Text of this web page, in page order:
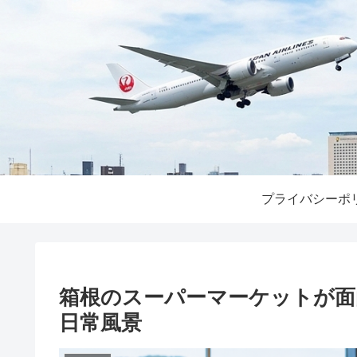
プライバシーポ
箱根のスーパーマーケットが
日常風景